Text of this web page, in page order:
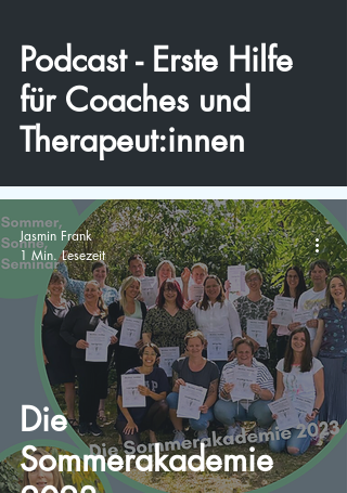
Podcast - Erste Hilfe
für Coaches und
Therapeut:innen
Die
Sommerakademie
Jasmin Frank
1 Min. Lesezeit